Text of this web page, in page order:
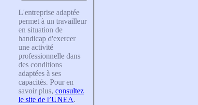
L'entreprise adaptée
permet à un travailleur
en situation de
handicap d'exercer
une activité
professionnelle dans
des conditions
adaptées à ses
capacités. Pour en
savoir plus, consultez
le site de l’UNEA.